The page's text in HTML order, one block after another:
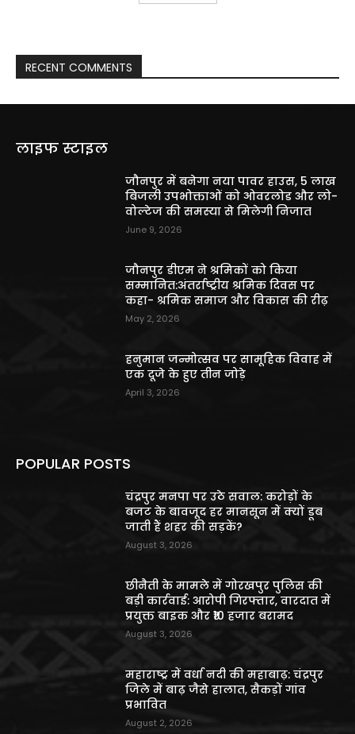
RECENT COMMENTS
लाइफ स्टाइल
जौनपुर में बनेगा नया पावर हाउस, 5 लाख
बिजली उपभोक्ताओं को ओवरलोड और लो-
वोल्टेज की समस्या से मिलेगी निजात
June 9, 2026
जौनपुर डीएम ने श्रमिकों को किया
सम्मानित:अंतर्राष्ट्रीय श्रमिक दिवस पर
कहा- श्रमिक समाज और विकास की रीढ़
May 2, 2026
हनुमान जन्मोत्सव पर सामूहिक विवाह में
एक दूजे के हुए तीन जोड़े
April 3, 2026
POPULAR POSTS
चंद्रपुर मनपा पर उठे सवाल: करोड़ों के
बजट के बावजूद हर मानसून में क्यों डूब
जाती हैं शहर की सड़कें?
August 3, 2026
छीनैती के मामले में गोरखपुर पुलिस की
बड़ी कार्रवाई: आरोपी गिरफ्तार, वारदात में
प्रयुक्त बाइक और ₹10 हजार बरामद
August 3, 2026
महाराष्ट्र में वर्धा नदी की महाबाढ़: चंद्रपुर
जिले में बाढ़ जैसे हालात, सैकड़ों गांव
प्रभावित
August 2, 2026